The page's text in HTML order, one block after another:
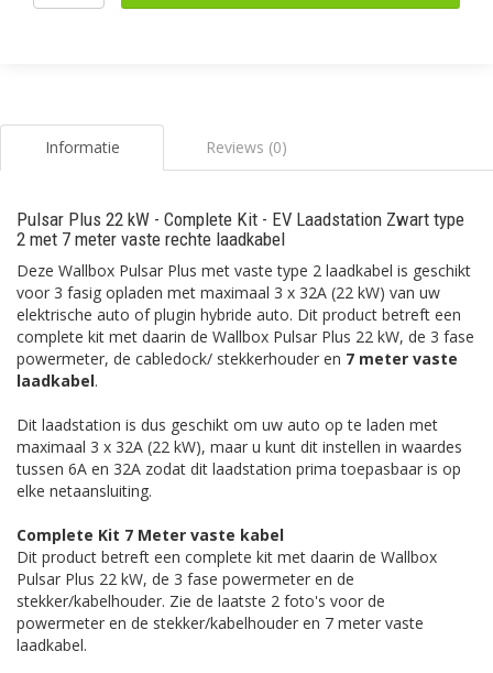
Informatie Reviews (0)
Pulsar Plus 22 kW - Complete Kit - EV Laadstation Zwart type
2 met 7 meter vaste rechte laadkabel
Deze Wallbox Pulsar Plus met vaste type 2 laadkabel is geschikt
voor 3 fasig opladen met maximaal 3 x 32A (22 kW) van uw
elektrische auto of plugin hybride auto. Dit product betreft een
complete kit met daarin de Wallbox Pulsar Plus 22 kW, de 3 fase
powermeter, de cabledock/ stekkerhouder en 7 meter vaste
laadkabel.
Dit laadstation is dus geschikt om uw auto op te laden met
maximaal 3 x 32A (22 kW), maar u kunt dit instellen in waardes
tussen 6A en 32A zodat dit laadstation prima toepasbaar is op
elke netaansluiting.
Complete Kit 7 Meter vaste kabel
Dit product betreft een complete kit met daarin de Wallbox
Pulsar Plus 22 kW, de 3 fase powermeter en de
stekker/kabelhouder. Zie de laatste 2 foto's voor de
powermeter en de stekker/kabelhouder en 7 meter vaste
laadkabel.